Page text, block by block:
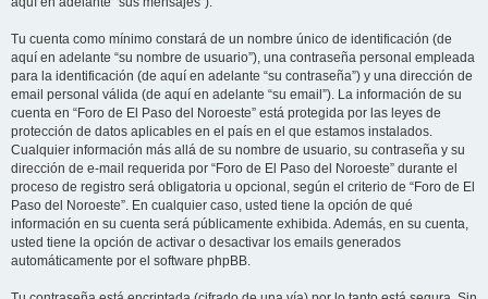
Tu cuenta como mínimo constará de un nombre único de identificación (de
aquí en adelante “su nombre de usuario”), una contraseña personal empleada
para la identificación (de aquí en adelante “su contraseña”) y una dirección de
email personal válida (de aquí en adelante “su email”). La información de su
cuenta en “Foro de El Paso del Noroeste” está protegida por las leyes de
protección de datos aplicables en el país en el que estamos instalados.
Cualquier información más allá de su nombre de usuario, su contraseña y su
dirección de e-mail requerida por “Foro de El Paso del Noroeste” durante el
proceso de registro será obligatoria u opcional, según el criterio de “Foro de El
Paso del Noroeste”. En cualquier caso, usted tiene la opción de qué
información en su cuenta será públicamente exhibida. Además, en su cuenta,
usted tiene la opción de activar o desactivar los emails generados
automáticamente por el software phpBB.